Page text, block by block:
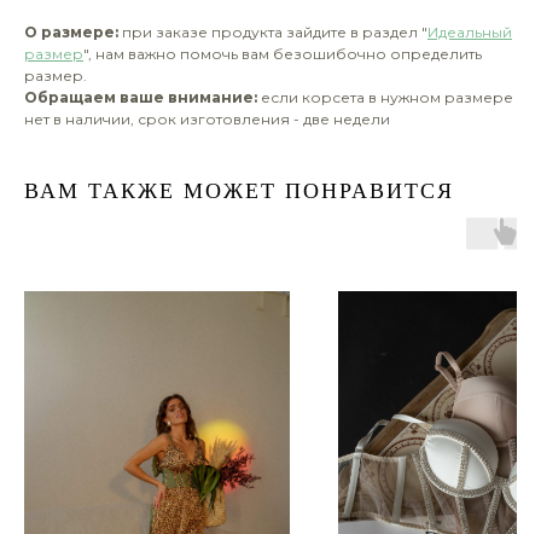
О размере: при заказе продукта зайдите в раздел "Идеальный
размер", нам важно помочь вам безошибочно определить
размер.
Обращаем ваше внимание: если корсета в нужном размере
нет в наличии, срок изготовления - две недели
ВАМ ТАКЖЕ МОЖЕТ ПОНРАВИТСЯ